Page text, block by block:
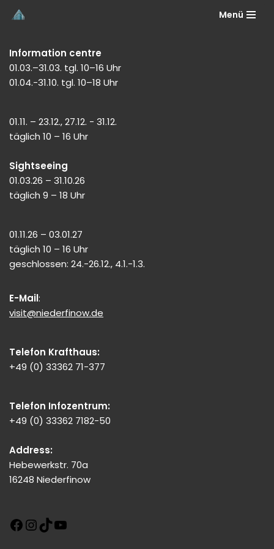
to
content
Menü
Information centre
01.03.–31.03. tgl. 10–16 Uhr
01.04.-31.10. tgl. 10–18 Uhr
01.11. – 23.12., 27.12. - 31.12.
täglich 10 – 16 Uhr
Sightseeing
01.03.26 – 31.10.26
täglich 9 – 18 Uhr
01.11.26 – 03.01.27
täglich 10 – 16 Uhr
geschlossen: 24.-26.12., 4.1.-1.3.
E-Mail:
visit@niederfinow.de
Telefon Krafthaus:
+49 (0) 33362 71-377
Telefon Infozentrum:
+49 (0) 33362 7182-50
Address:
Hebewerkstr. 70a
16248 Niederfinow